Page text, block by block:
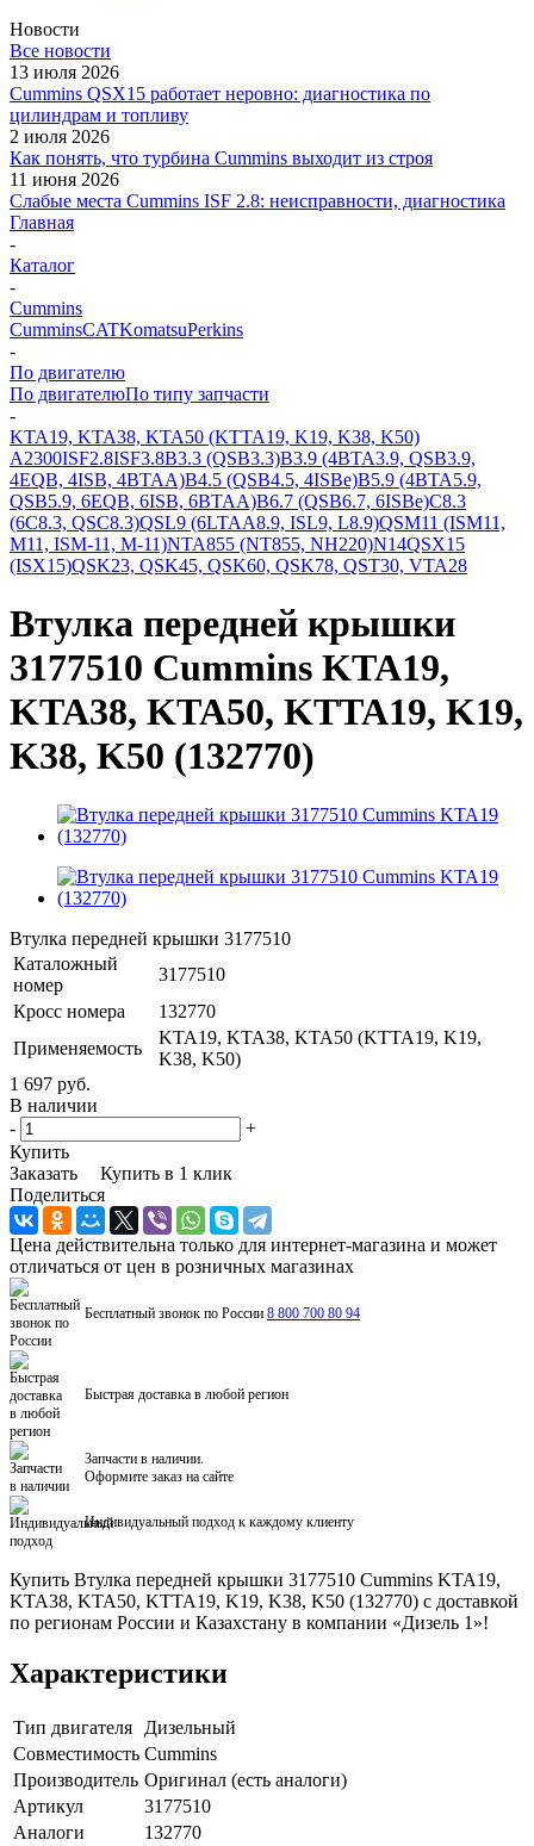
Новости
Все новости
13 июля 2026
Cummins QSX15 работает неровно: диагностика по
цилиндрам и топливу
2 июля 2026
Как понять, что турбина Cummins выходит из строя
11 июня 2026
Слабые места Cummins ISF 2.8: неисправности, диагностика
Главная
-
Каталог
-
Cummins
CumminsCATKomatsuPerkins
-
По двигателю
По двигателюПо типу запчасти
-
KTA19, KTA38, KTA50 (KTTA19, K19, K38, K50)
A2300ISF2.8ISF3.8B3.3 (QSB3.3)B3.9 (4BTA3.9, QSB3.9,
4EQB, 4ISB, 4BTAA)B4.5 (QSB4.5, 4ISBe)B5.9 (4BTA5.9,
QSB5.9, 6EQB, 6ISB, 6BTAA)B6.7 (QSB6.7, 6ISBe)C8.3
(6C8.3, QSC8.3)QSL9 (6LTAA8.9, ISL9, L8.9)QSM11 (ISM11,
M11, ISM-11, M-11)NTA855 (NT855, NH220)N14QSX15
(ISX15)QSK23, QSK45, QSK60, QSK78, QST30, VTA28
Втулка передней крышки
3177510 Cummins KTA19,
KTA38, KTA50, KTTA19, K19,
K38, K50 (132770)
Втулка передней крышки 3177510
Каталожный
номер
3177510
Кросс номера
132770
Применяемость
KTA19, KTA38, KTA50 (KTTA19, K19,
K38, K50)
1 697 руб.
В наличии
-
+
Купить
Заказать
Купить в 1 клик
Поделиться
Цена действительна только для интернет-магазина и может
отличаться от цен в розничных магазинах
Бесплатный звонок по России 8 800 700 80 94
Быстрая доставка в любой регион
Запчасти в наличии.
Оформите заказ на сайте
Индивидуальный подход к каждому клиенту
Купить Втулка передней крышки 3177510 Cummins KTA19,
KTA38, KTA50, KTTA19, K19, K38, K50 (132770) с доставкой
по регионам России и Казахстану в компании «Дизель 1»!
Характеристики
Тип двигателя
Дизельный
Совместимость Cummins
Производитель Оригинал (есть аналоги)
Артикул
3177510
Аналоги
132770